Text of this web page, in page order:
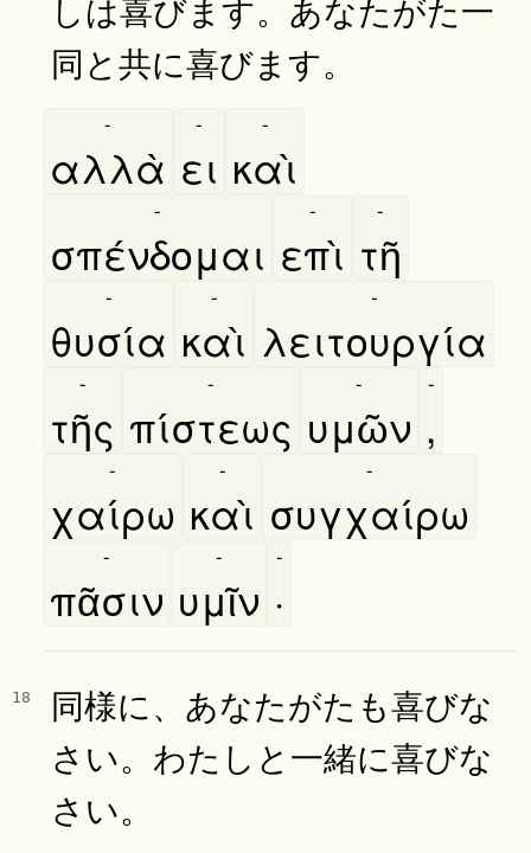
同と共に喜びます。
αλλὰ
-
ει
-
καὶ
-
σπένδομαι
-
επὶ
-
τῆ
-
θυσία
-
καὶ
-
λειτουργία
-
τῆς
-
πίστεως
-
υμῶν
-
,
-
χαίρω
-
καὶ
-
συγχαίρω
-
πᾶσιν
-
υμῖν
-
·
-
18
同様に、あなたがたも喜びな
さい。わたしと一緒に喜びな
さい。